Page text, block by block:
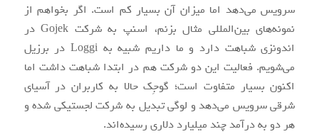
سرویس می‌دهد اما میزان آن بسیار کم است. اگر بخواهم از
نمونه‌های بین‌المللی مثال بزنم، اسنپ به شرکت Gojek در
اندونزی شباهت دارد و ما داریم شبیه به Loggi در برزیل
می‌شویم. فعالیت این دو شرکت هم در ابتدا شباهت داشت اما
اکنون بسیار متفاوت است؛ گوجِک حالا به کاربران در آسیای
شرقی سرویس می‌دهد و لوگی تبدیل به شرکت لجستیکی شده و
هر دو به درآمد چند میلیارد دلاری رسیده‌اند.